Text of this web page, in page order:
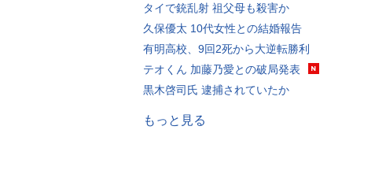
タイで銃乱射 祖父母も殺害か
久保優太 10代女性との結婚報告
有明高校、9回2死から大逆転勝利
テオくん 加藤乃愛との破局発表
黒木啓司氏 逮捕されていたか
もっと見る